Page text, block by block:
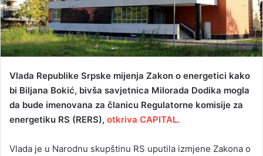
l
Vlada Republike Srpske mijenja Zakon o energetici kako
bi Biljana Bokić, bivša savjetnica Milorada Dodika mogla
da bude imenovana za članicu Regulatorne komisije za
energetiku RS (RERS), otkriva CAPITAL.
Vlada je u Narodnu skupštinu RS uputila izmjene Zakona o